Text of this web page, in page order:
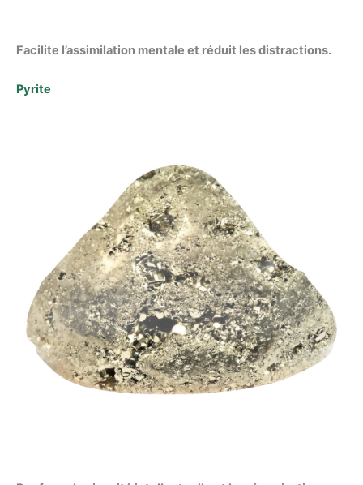
Facilite l’assimilation mentale et réduit les distractions.
Pyrite